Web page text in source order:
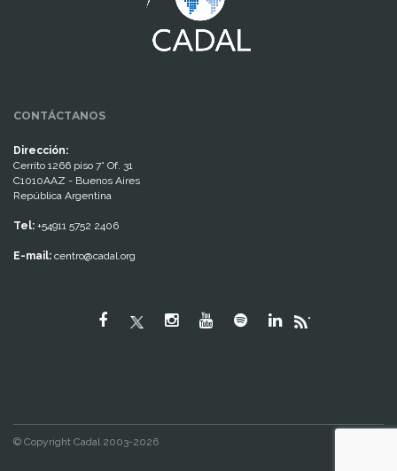
CONTÁCTANOS
Dirección:
Cerrito 1266 piso 7° Of. 31
C1010AAZ - Buenos Aires
República Argentina
Tel: +54911 5752 2406
E-mail: centro@cadal.org
"
© Copyright Cadal 2003-2026